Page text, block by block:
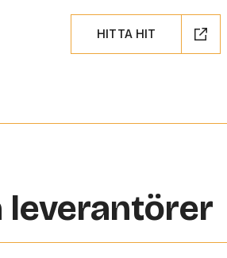
HITTA HIT
leverantörer